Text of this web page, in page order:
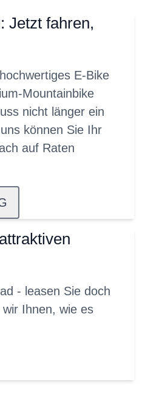
Jetzt fahren,
E-Bike
Mountainbike
nicht länger ein
können Sie Ihr
auf Raten
- leasen Sie doch
Ihnen, wie es